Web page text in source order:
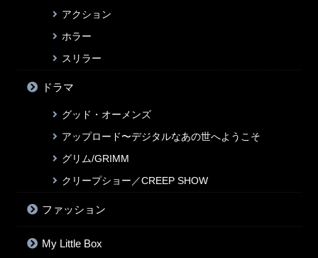
アクション
ホラー
スリラー
ドラマ
グッド・オーメンズ
アップロード〜デジタルなあの世へようこそ
グリム/GRIMM
クリープショー／CREEP SHOW
ファッション
My Little Box